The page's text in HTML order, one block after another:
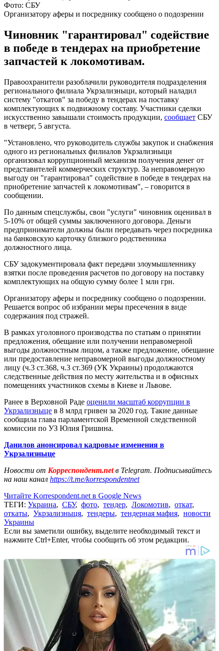
Фото: СБУ
Организатору аферы и посреднику сообщено о подозрении
Чиновник "гарантировал" содействие
в победе в тендерах на приобретение
запчастей к локомотивам.
Правоохранители разоблачили руководителя подразделения
регионального филиала Укрзализныци, который наладил
систему "откатов" за победу в тендерах на поставку
комплектующих к подвижному составу. Участники сделки
искусственно завышали стоимость продукции, сообщает СБУ
в четверг, 5 августа.
"Установлено, что руководитель службы закупок и снабжения
одного из региональных филиалов Укрзализныци
организовал коррупционный механизм получения денег от
представителей коммерческих структур. За неправомерную
выгоду он "гарантировал" содействие в победе в тендерах на
приобретение запчастей к локомотивам", – говорится в
сообщении.
По данным спецслужбы, свои "услуги" чиновник оценивал в
5-10% от общей суммы заключенного договора. Деньги
предприниматели должны были передавать через посредника
на банковскую карточку близкого родственника
должностного лица.
СБУ задокументировала факт передачи злоумышленнику
взятки после проведения расчетов по договору на поставку
комплектующих на общую сумму более 1 млн грн.
Организатору аферы и посреднику сообщено о подозрении.
Решается вопрос об избрании меры пресечения в виде
содержания под стражей.
В рамках уголовного производства по статьям о принятии
предложения, обещание или получении неправомерной
выгоды должностным лицом, а также предложение, обещание
или предоставление неправомерной выгоды должностному
лицу (ч.3 ст.368, ч.3 ст.369 (УК Украины) продолжаются
следственные действия по месту жительства и в офисных
помещениях участников схемы в Киеве и Львове.
Ранее в Верховной Раде оценили масштаб коррупции в
Укрзализныце в 8 млрд гривен за 2020 год. Такие данные
сообщила глава парламентской Временной следственной
комиссии по УЗ Юлия Гришина.
Данилов анонсировал кадровые изменения в
Укрзализныце
Новости от Корреспондент.netв Telegram. Подписывайтесь
на наш канал https://t.me/korrespondentnet
Читайте Korrespondent.net в Google News
ТЕГИ: Украина, СБУ, фото, тендер, Локомотив, откат,
откаты, Укрзализныця, тендеры, тендерная мафия, новости
Украины
Если вы заметили ошибку, выделите необходимый текст и
нажмите Ctrl+Enter, чтобы сообщить об этом редакции.